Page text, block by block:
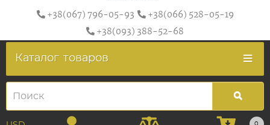
+38(067) 796-05-93
+38(066) 528-05-19
+38(093) 388-52-68
Каталог товаров
0